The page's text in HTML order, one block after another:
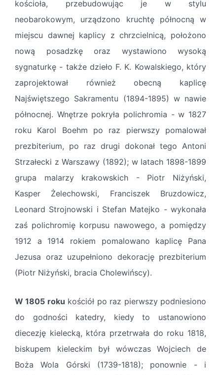
kościoła, przebudowując je w stylu
neobarokowym, urządzono kruchtę północną w
miejscu dawnej kaplicy z chrzcielnicą, położono
nową posadzkę oraz wystawiono wysoką
sygnaturkę - także dzieło F. K. Kowalskiego, który
zaprojektował również obecną kaplicę
Najświętszego Sakramentu (1894-1895) w nawie
północnej. Wnętrze pokryła polichromia - w 1827
roku Karol Boehm po raz pierwszy pomalował
prezbiterium, po raz drugi dokonał tego Antoni
Strzałecki z Warszawy (1892); w latach 1898-1899
grupa malarzy krakowskich - Piotr Niżyński,
Kasper Żelechowski, Franciszek Bruzdowicz,
Leonard Strojnowski i Stefan Matejko - wykonała
zaś polichromię korpusu nawowego, a pomiędzy
1912 a 1914 rokiem pomalowano kaplicę Pana
Jezusa oraz uzupełniono dekorację prezbiterium
(Piotr Niżyński, bracia Cholewińscy).
W 1805 roku kościół po raz pierwszy podniesiono
do godności katedry, kiedy to ustanowiono
diecezję kielecką, która przetrwała do roku 1818,
biskupem kieleckim był wówczas Wojciech de
Boża Wola Górski (1739-1818); ponownie - i